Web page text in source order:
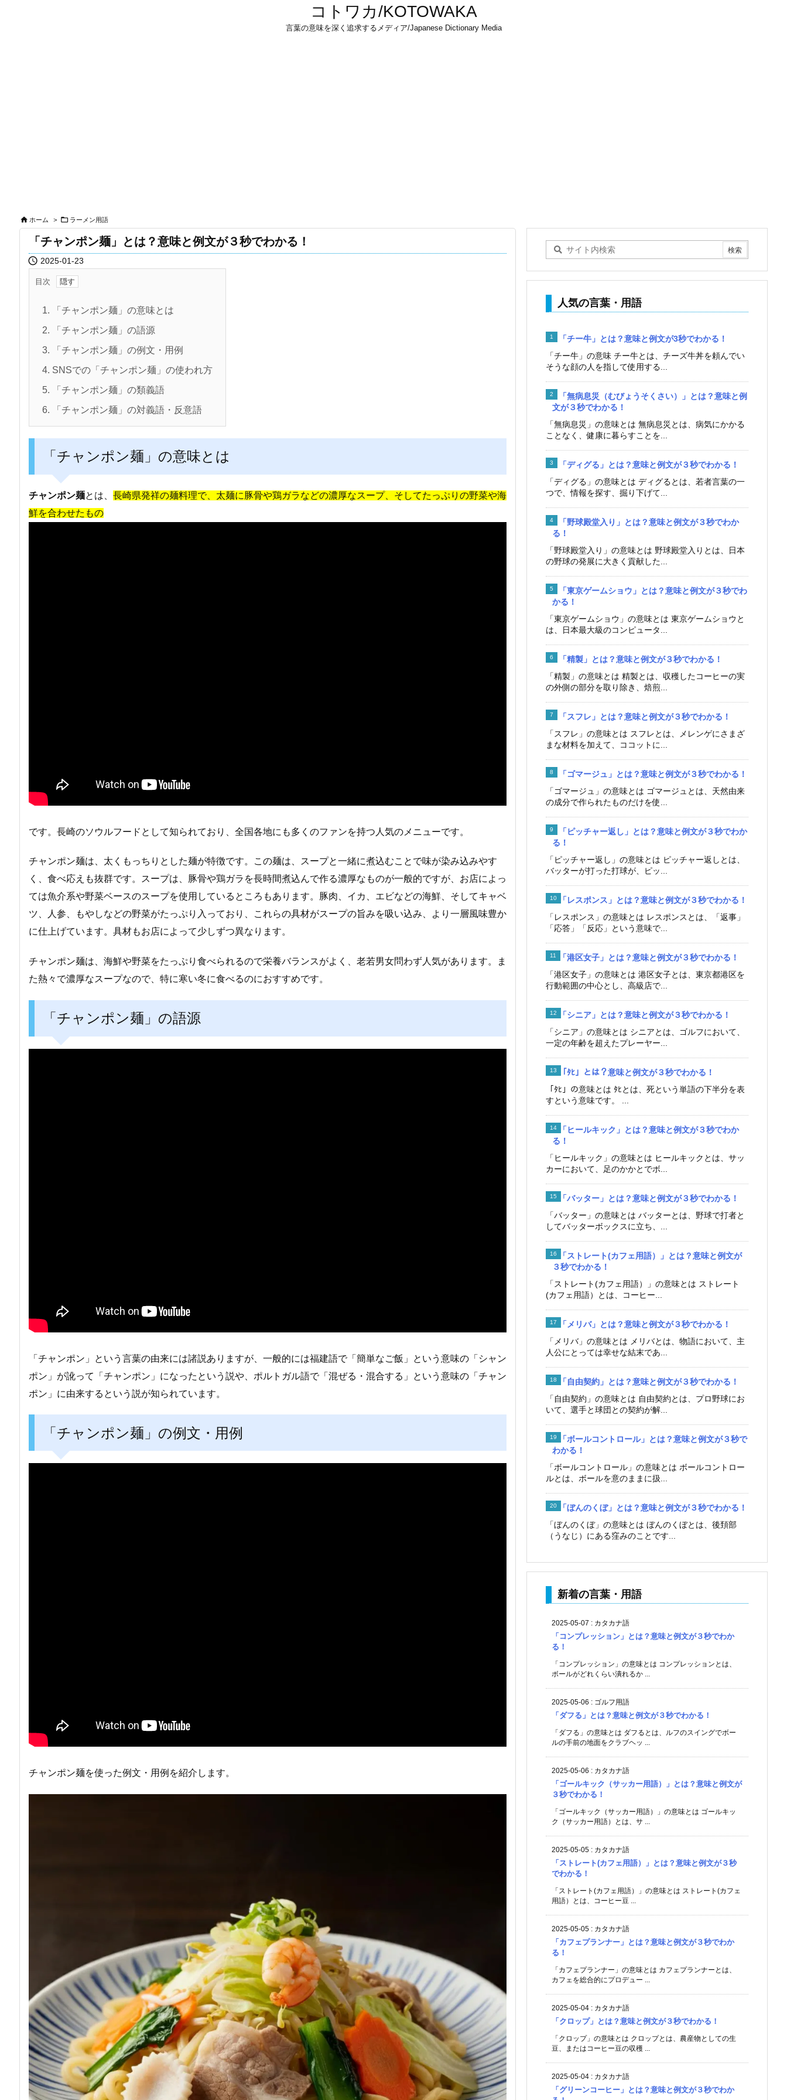
コトワカ/KOTOWAKA
言葉の意味を深く追求するメディア/Japanese Dictionary Media
 ホーム >  ラーメン用語
「チャンポン麺」とは？意味と例文が３秒でわかる！
 2025-01-23
目次
1. 「チャンポン麺」の意味とは
2. 「チャンポン麺」の語源
3. 「チャンポン麺」の例文・用例
4. SNSでの「チャンポン麺」の使われ方
5. 「チャンポン麺」の類義語
6. 「チャンポン麺」の対義語・反意語
「チャンポン麺」の意味とは
チャンポン麺とは、 長崎県発祥の麺料理で、太麺に豚骨や鶏ガラなどの濃厚なスープ、そしてたっぷりの野菜や海
鮮を合わせたもの
です。長崎のソウルフードとして知られており、全国各地にも多くのファンを持つ人気のメニューです。
チャンポン麺は、太くもっちりとした麺が特徴です。この麺は、スープと一緒に煮込むことで味が染み込みやす
く、食べ応えも抜群です。スープは、豚骨や鶏ガラを長時間煮込んで作る濃厚なものが一般的ですが、お店によっ
ては魚介系や野菜ベースのスープを使用しているところもあります。豚肉、イカ、エビなどの海鮮、そしてキャベ
ツ、人参、もやしなどの野菜がたっぷり入っており、これらの具材がスープの旨みを吸い込み、より一層風味豊か
に仕上げています。具材もお店によって少しずつ異なります。
チャンポン麺は、海鮮や野菜をたっぷり食べられるので栄養バランスがよく、老若男女問わず人気があります。ま
た熱々で濃厚なスープなので、特に寒い冬に食べるのにおすすめです。
「チャンポン麺」の語源
「チャンポン」という言葉の由来には諸説ありますが、一般的には福建語で「簡単なご飯」という意味の「シャン
ポン」が訛って「チャンポン」になったという説や、ポルトガル語で「混ぜる・混合する」という意味の「チャン
ポン」に由来するという説が知られています。
「チャンポン麺」の例文・用例
チャンポン麺を使った例文・用例を紹介します。
人気の言葉・用語
「チー牛」とは？意味と例文が3秒でわかる！
「チー牛」の意味 チー牛とは、チーズ牛丼を頼んでい
そうな顔の人を指して使用する...
「無病息災（むびょうそくさい）」とは？意味と例
文が３秒でわかる！
「無病息災」の意味とは 無病息災とは、病気にかかる
ことなく、健康に暮らすことを...
「ディグる」とは？意味と例文が３秒でわかる！
「ディグる」の意味とは ディグるとは、若者言葉の一
つで、情報を探す、掘り下げて...
「野球殿堂入り」とは？意味と例文が３秒でわか
る！
「野球殿堂入り」の意味とは 野球殿堂入りとは、日本
の野球の発展に大きく貢献した...
「東京ゲームショウ」とは？意味と例文が３秒でわ
かる！
「東京ゲームショウ」の意味とは 東京ゲームショウと
は、日本最大級のコンピュータ...
「精製」とは？意味と例文が３秒でわかる！
「精製」の意味とは 精製とは、収穫したコーヒーの実
の外側の部分を取り除き、焙煎...
「スフレ」とは？意味と例文が３秒でわかる！
「スフレ」の意味とは スフレとは、メレンゲにさまざ
まな材料を加えて、ココットに...
「ゴマージュ」とは？意味と例文が３秒でわかる！
「ゴマージュ」の意味とは ゴマージュとは、天然由来
の成分で作られたものだけを使...
「ピッチャー返し」とは？意味と例文が３秒でわか
る！
「ピッチャー返し」の意味とは ピッチャー返しとは、
バッターが打った打球が、ピッ...
「レスポンス」とは？意味と例文が３秒でわかる！
「レスポンス」の意味とは レスポンスとは、「返事」
「応答」「反応」という意味で...
「港区女子」とは？意味と例文が３秒でわかる！
「港区女子」の意味とは 港区女子とは、東京都港区を
行動範囲の中心とし、高級店で...
「シニア」とは？意味と例文が３秒でわかる！
「シニア」の意味とは シニアとは、ゴルフにおいて、
一定の年齢を超えたプレーヤー...
「ﾀﾋ」とは？意味と例文が３秒でわかる！
「ﾀﾋ」の意味とは ﾀﾋとは、死という単語の下半分を表
すという意味です。 ...
「ヒールキック」とは？意味と例文が３秒でわか
る！
「ヒールキック」の意味とは ヒールキックとは、サッ
カーにおいて、足のかかとでボ...
「バッター」とは？意味と例文が３秒でわかる！
「バッター」の意味とは バッターとは、野球で打者と
してバッターボックスに立ち、...
「ストレート(カフェ用語）」とは？意味と例文が
３秒でわかる！
「ストレート(カフェ用語）」の意味とは ストレート
(カフェ用語）とは、コーヒー...
「メリバ」とは？意味と例文が３秒でわかる！
「メリバ」の意味とは メリバとは、物語において、主
人公にとっては幸せな結末であ...
「自由契約」とは？意味と例文が３秒でわかる！
「自由契約」の意味とは 自由契約とは、プロ野球にお
いて、選手と球団との契約が解...
「ボールコントロール」とは？意味と例文が３秒で
わかる！
「ボールコントロール」の意味とは ボールコントロー
ルとは、ボールを意のままに扱...
「ぼんのくぼ」とは？意味と例文が３秒でわかる！
「ぼんのくぼ」の意味とは ぼんのくぼとは、後頚部
（うなじ）にある窪みのことです...
新着の言葉・用語
2025-05-07 : カタカナ語
「コンプレッション」とは？意味と例文が３秒でわか
る！
「コンプレッション」の意味とは コンプレッションとは、
ボールがどれくらい潰れるか ...
2025-05-06 : ゴルフ用語
「ダフる」とは？意味と例文が３秒でわかる！
「ダフる」の意味とは ダフるとは、ルフのスイングでボー
ルの手前の地面をクラブヘッ ...
2025-05-06 : カタカナ語
「ゴールキック（サッカー用語）」とは？意味と例文が
３秒でわかる！
「ゴールキック（サッカー用語）」の意味とは ゴールキッ
ク（サッカー用語）とは、サ ...
2025-05-05 : カタカナ語
「ストレート(カフェ用語）」とは？意味と例文が３秒
でわかる！
「ストレート(カフェ用語）」の意味とは ストレート(カフェ
用語）とは、コーヒー豆 ...
2025-05-05 : カタカナ語
「カフェプランナー」とは？意味と例文が３秒でわか
る！
「カフェプランナー」の意味とは カフェプランナーとは、
カフェを総合的にプロデュー ...
2025-05-04 : カタカナ語
「クロップ」とは？意味と例文が３秒でわかる！
「クロップ」の意味とは クロップとは、農産物としての生
豆、またはコーヒー豆の収穫 ...
2025-05-04 : カタカナ語
「グリーンコーヒー」とは？意味と例文が３秒でわか